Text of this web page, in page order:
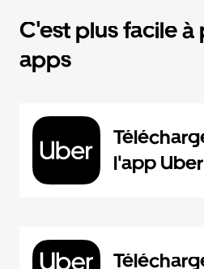
C'est plus facile
apps
l'app Uber